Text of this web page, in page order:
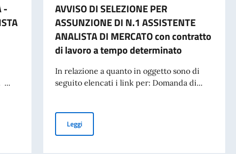
-
...
ASSISTENTE ANALISTA DI MERCATO A TEMPO DETERMINATO
AVVISO DI SELEZIONE PER
ASSUNZIONE DI N.1 ASSISTENTE
ANALISTA DI MERCATO con contratto
di lavoro a tempo determinato
In relazione a quanto in oggetto sono di
seguito elencati i link per: Domanda di...
LeggiAVVISO DI SELEZIONE PER ASSUNZIONE DI N.1